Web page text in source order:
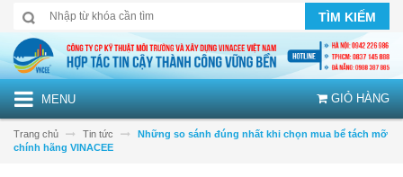
TÌM KIẾM
MENU GIỎ HÀNG
Trang chủ Tin tức
Những so sánh đúng nhất khi chọn mua bể tách mỡ
chính hãng VINACEE